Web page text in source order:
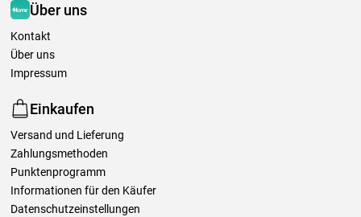
Über uns
Kontakt
Über uns
Impressum
Einkaufen
Versand und Lieferung
Zahlungsmethoden
Punktenprogramm
Informationen für den Käufer
Datenschutzeinstellungen